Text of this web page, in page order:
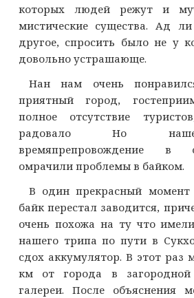
которых людей режут и
мистические существа. Ад
другое, спросить было не у
довольно устрашающе.
Нан нам очень
приятный город,
полное отсутствие
радовало Но
времяпрепровождение в
омрачили проблемы в байком.
В один прекрасный момент
байк перестал заводится,
очень похожа на ту что
нашего трипа по пути в
сдох аккумулятор. В этот раз
км от города в загородной
галереи. После объяснения